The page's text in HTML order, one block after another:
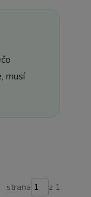
musí
strana z 1